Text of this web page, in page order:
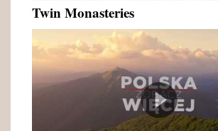
Twin Monasteries